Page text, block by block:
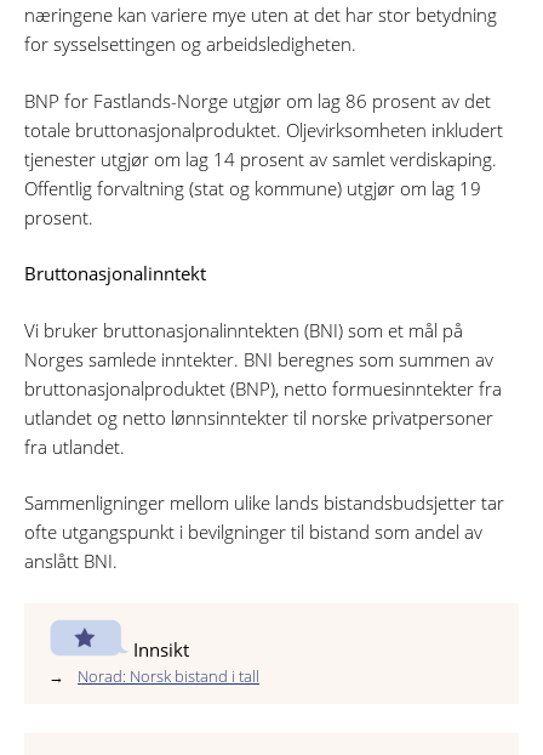
næringene kan variere mye uten at det har stor betydning
for sysselsettingen og arbeidsledigheten.
BNP for Fastlands-Norge utgjør om lag 86 prosent av det
totale bruttonasjonalproduktet. Oljevirksomheten inkludert
tjenester utgjør om lag 14 prosent av samlet verdiskaping.
Offentlig forvaltning (stat og kommune) utgjør om lag 19
prosent.
Bruttonasjonalinntekt
Vi bruker bruttonasjonalinntekten (BNI) som et mål på
Norges samlede inntekter. BNI beregnes som summen av
bruttonasjonalproduktet (BNP), netto formuesinntekter fra
utlandet og netto lønnsinntekter til norske privatpersoner
fra utlandet.
Sammenligninger mellom ulike lands bistandsbudsjetter tar
ofte utgangspunkt i bevilgninger til bistand som andel av
anslått BNI.
Innsikt
Norad: Norsk bistand i tall